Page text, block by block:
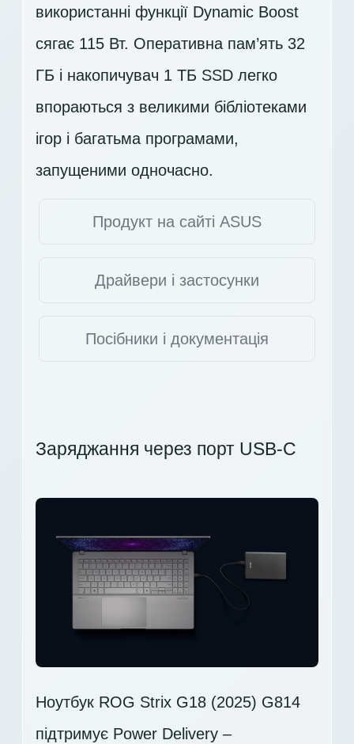
використанні функції Dynamic Boost
сягає 115 Вт. Оперативна пам’ять 32
ГБ і накопичувач 1 ТБ SSD легко
впораються з великими бібліотеками
ігор і багатьма програмами,
запущеними одночасно.
Продукт на сайті ASUS
Драйвери і застосунки
Посібники і документація
Заряджання через порт USB-C
Ноутбук ROG Strix G18 (2025) G814
підтримує Power Delivery –